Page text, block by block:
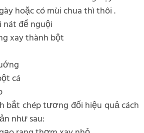
hoặc có mùi chua thì thôi .
để nguội
xay thành bột
cá
bắt chép tương đối hiệu quả cách
như sau: